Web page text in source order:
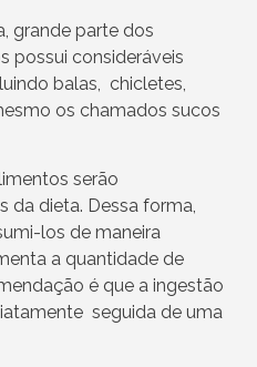
grande parte dos
possui consideráveis
balas, chicletes,
os chamados sucos
serão
da dieta. Dessa forma,
los de maneira
a quantidade de
é que a ingestão
seguida de uma